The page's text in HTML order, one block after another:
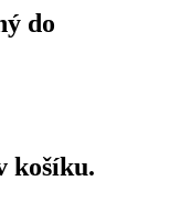
do
košíku.